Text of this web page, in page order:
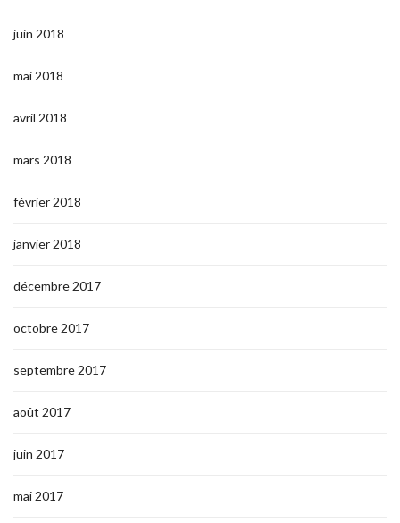
juin 2018
mai 2018
avril 2018
mars 2018
février 2018
janvier 2018
décembre 2017
octobre 2017
septembre 2017
août 2017
juin 2017
mai 2017